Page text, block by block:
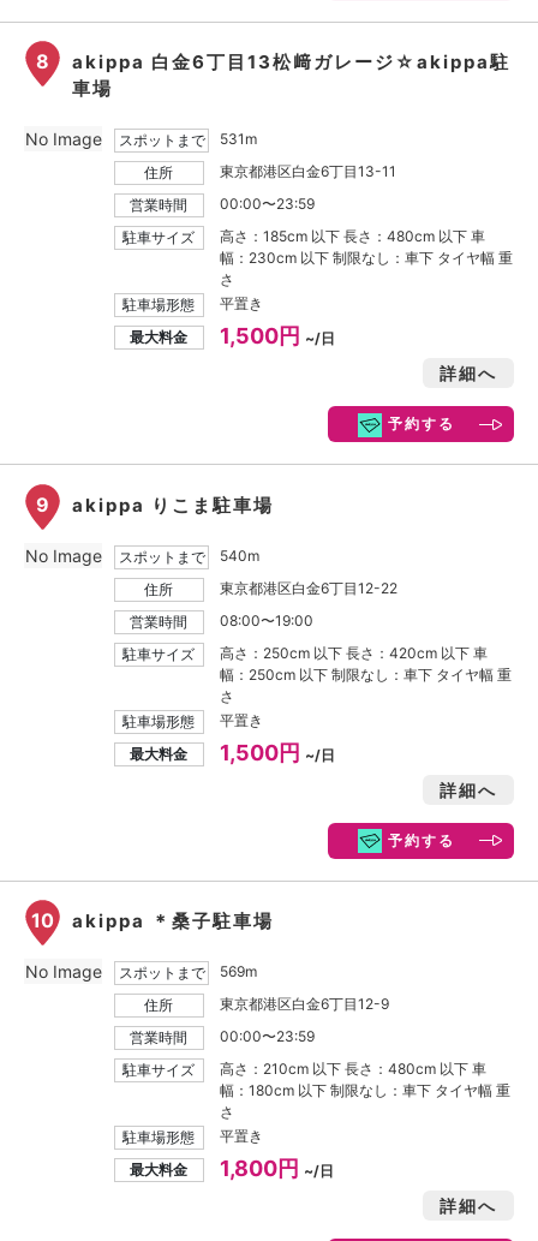
8
akippa 白金6丁目13松﨑ガレージ☆akippa駐
車場
スポットまで
531m
住所
東京都港区白金6丁目13-11
営業時間
00:00〜23:59
駐車サイズ
高さ：185cm 以下 長さ：480cm 以下 車
幅：230cm 以下 制限なし：車下 タイヤ幅 重
さ
駐車場形態
平置き
最大料金
1,500円 ~/日
詳細へ
予約する
No Image
9 akippa りこま駐車場
スポットまで
540m
住所
東京都港区白金6丁目12-22
営業時間
08:00〜19:00
駐車サイズ
高さ：250cm 以下 長さ：420cm 以下 車
幅：250cm 以下 制限なし：車下 タイヤ幅 重
さ
駐車場形態
平置き
最大料金
1,500円 ~/日
詳細へ
予約する
No Image
10 akippa ＊桑子駐車場
スポットまで
569m
住所
東京都港区白金6丁目12-9
営業時間
00:00〜23:59
駐車サイズ
高さ：210cm 以下 長さ：480cm 以下 車
幅：180cm 以下 制限なし：車下 タイヤ幅 重
さ
駐車場形態
平置き
最大料金
1,800円 ~/日
詳細へ
No Image